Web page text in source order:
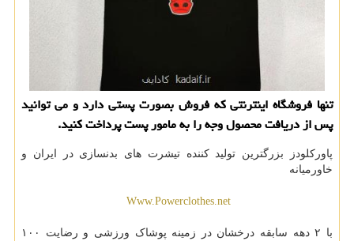
تنها فروشگاه اینترنتی كه فروش بصورت پستی دارد و می توانید
پس از دریافت محصول وجه را به مامور پست پرداخت كنید.
پاورکلودز بزرگترین تولید کننده تیشرت های بدنسازی در ایران و
خاورمیانه
Www.Powerclothes.net
با ۲ دهه سابقه درخشان در زمینه پوشاک ورزشی و رضایت ۱۰۰